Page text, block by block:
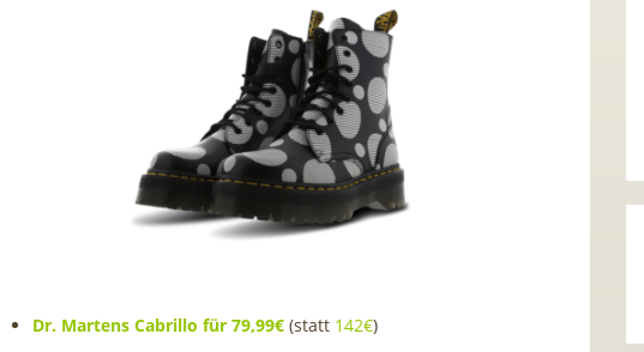
Dr. Martens Cabrillo für 79,99€ (statt 142€)